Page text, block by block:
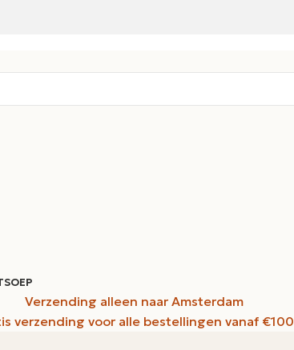
SOEP
Verzending alleen naar Amsterdam
verzending voor alle bestellingen vanaf €100